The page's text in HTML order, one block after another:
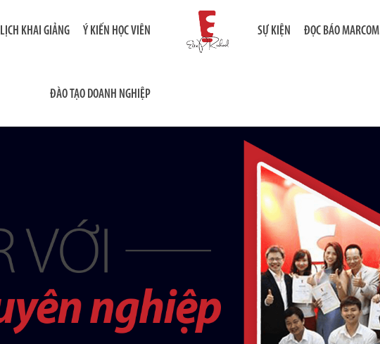
LỊCH KHAI GIẢNG Ý KIẾN HỌC VIÊN
ĐÀO TẠO DOANH NGHIỆP
SỰ KIỆN ĐỌC BÁO MARCOM